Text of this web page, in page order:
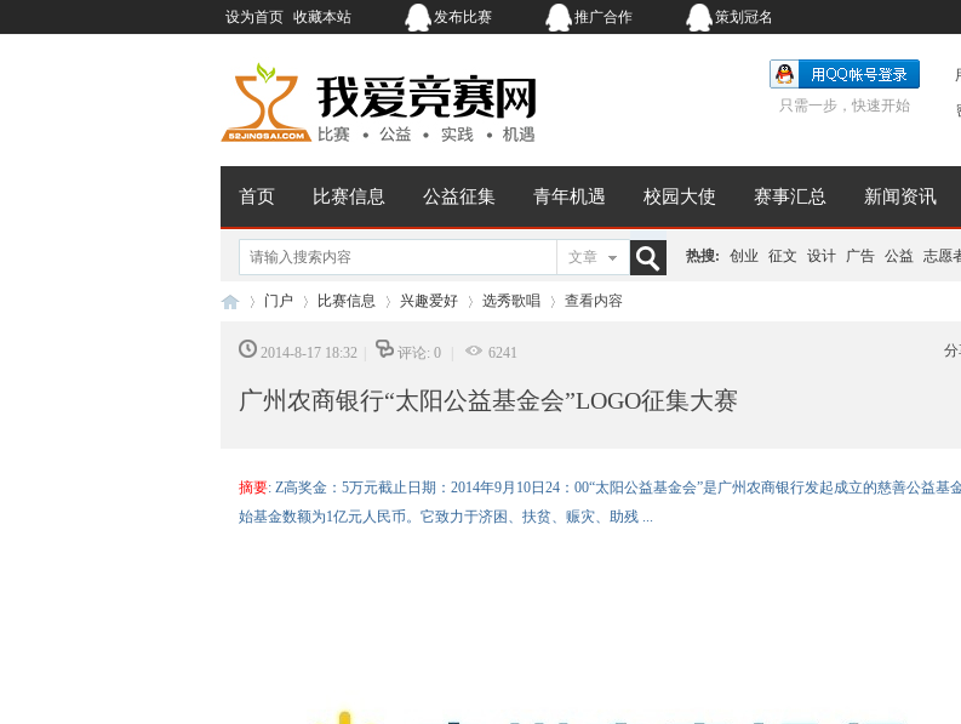
设为首页 收藏本站 发布比赛 推广合作 策划冠名
只需一步，快速开始
首页 比赛信息 公益征集 青年机遇 校园大使 赛事汇总 新闻资讯
文章
索
热搜: 创业 征文 设计 广告 公益 志愿
›
门户
›
比赛信息 兴趣爱好
›
选秀歌唱
›
查看内容
分
2014-8-17 18:32 评论: 0 6241
广州农商银行“太阳公益基金会”LOGO征集大赛
摘要: Z高奖金：5万元截止日期：2014年9月10日24：00“太阳公益基金会”是广州农商银行发起成立的慈善公益基
始基金数额为1亿元人民币。它致力于济困、扶贫、赈灾、助残 ...